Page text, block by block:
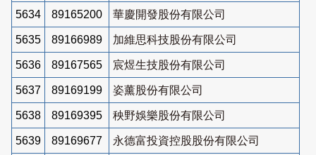
5634 89165200 華慶開發股份有限公司
5635 89166989 加維思科技股份有限公司
5636 89167565 宸煜生技股份有限公司
5637 89169199 姿薰股份有限公司
5638 89169395 秧野娛樂股份有限公司
5639 89169677 永德富投資控股股份有限公司